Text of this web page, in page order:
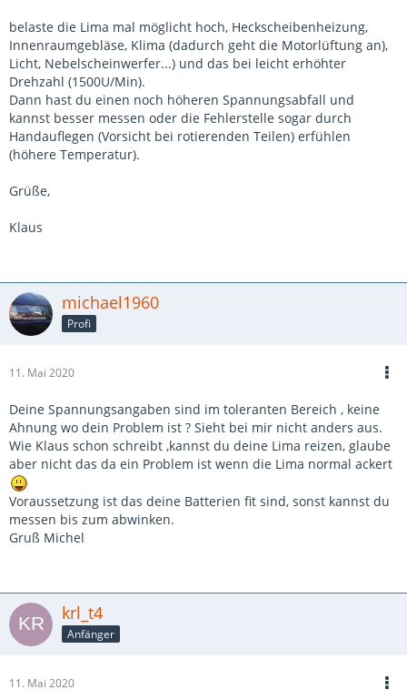
belaste die Lima mal möglicht hoch, Heckscheibenheizung,
Innenraumgebläse, Klima (dadurch geht die Motorlüftung an),
Licht, Nebelscheinwerfer...) und das bei leicht erhöhter
Drehzahl (1500U/Min).
Dann hast du einen noch höheren Spannungsabfall und
kannst besser messen oder die Fehlerstelle sogar durch
Handauflegen (Vorsicht bei rotierenden Teilen) erfühlen
(höhere Temperatur).
Grüße,
Klaus
michael1960
Profi
11. Mai 2020
Deine Spannungsangaben sind im toleranten Bereich , keine
Ahnung wo dein Problem ist ? Sieht bei mir nicht anders aus.
Wie Klaus schon schreibt ,kannst du deine Lima reizen, glaube
aber nicht das da ein Problem ist wenn die Lima normal ackert
Voraussetzung ist das deine Batterien fit sind, sonst kannst du
messen bis zum abwinken.
Gruß Michel
krl_t4
Anfänger
11. Mai 2020